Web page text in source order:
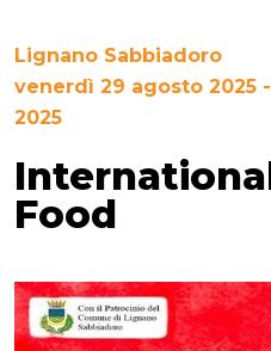
Lignano Sabbiadoro
venerdì 29 agosto 2025
2025
Food